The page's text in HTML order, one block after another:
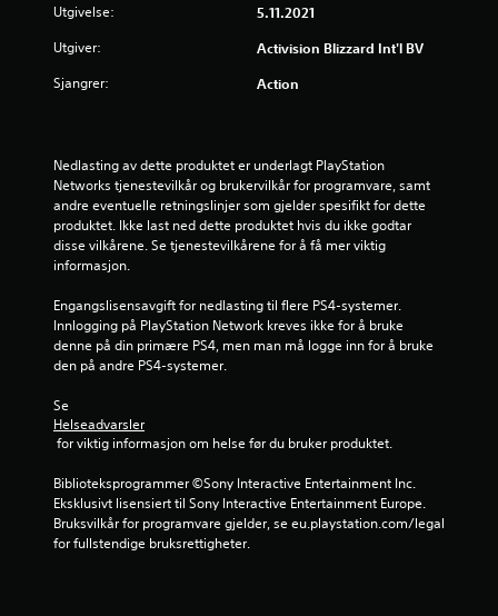
r
n
v
r
a
Utgivelse: 5.11.2021
Utgiver: Activision Blizzard Int'l BV
Sjangrer: Action
Nedlasting av dette produktet er underlagt PlayStation
Networks tjenestevilkår og brukervilkår for programvare, samt
andre eventuelle retningslinjer som gjelder spesifikt for dette
produktet. Ikke last ned dette produktet hvis du ikke godtar
disse vilkårene. Se tjenestevilkårene for å få mer viktig
informasjon.
Engangslisensavgift for nedlasting til flere PS4-systemer.
Innlogging på PlayStation Network kreves ikke for å bruke
denne på din primære PS4, men man må logge inn for å bruke
den på andre PS4-systemer.
Se
Helseadvarsler
for viktig informasjon om helse før du bruker produktet.
Biblioteksprogrammer ©Sony Interactive Entertainment Inc.
Eksklusivt lisensiert til Sony Interactive Entertainment Europe.
Bruksvilkår for programvare gjelder, se eu.playstation.com/legal
for fullstendige bruksrettigheter.